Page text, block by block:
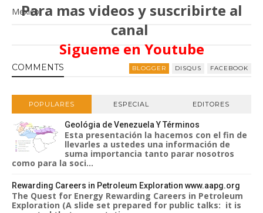
Para mas videos y suscribirte al
canal
Sigueme en Youtube
Mexico
COMMENTS BLOGGER DISQUS FACEBOOK
POPULARES ESPECIAL EDITORES
Geológia de Venezuela Y Términos
Esta presentación la hacemos con el fin de
llevarles a ustedes una información de
suma importancia tanto parar nosotros
como para la soci...
Rewarding Careers in Petroleum Exploration www.aapg.org
The Quest for Energy Rewarding Careers in Petroleum
Exploration (A slide set prepared for public talks: it is